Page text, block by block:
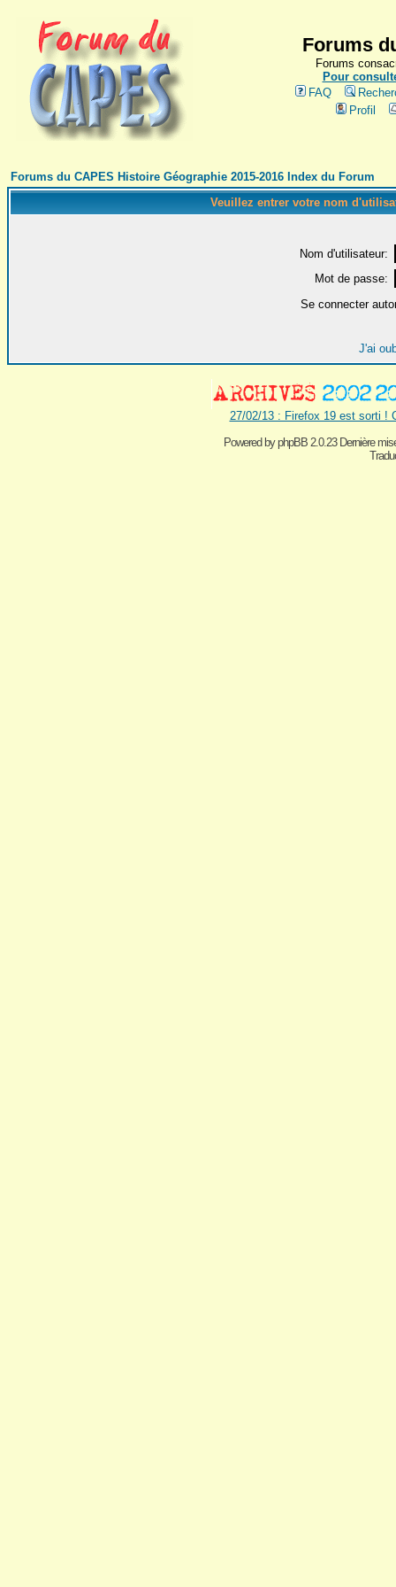
Forums
Forums
Pour
FAQ
Profil
Forums du CAPES Histoire Géographie 2015-2016 Index du Forum
Veuillez entrer votre nom
Nom d'utilisateur:
Mot de passe:
Se connecter
J'ai
27/02/13 : Firefox 19 est sorti !
Powered byphpBB 2.0.23 Dernière